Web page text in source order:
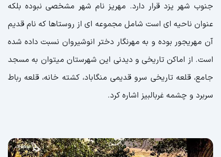
جنوب شهر یزد قرار دارد. مهریز نام شهر مشخصی نبوده بلکه
عنوان ناحیه ای است شامل مجموعه ای از روستاها که نام قدیم
آن مهریجور بوده و به مهرنگار دختر انوشیروان نسبت داده شده
است. از اماکن تاریخی و دیدنی این شهرستان میتوان به مسجد
جامع، قلعه تاریخی سرو قدیمی منگاباد، کشته خانه، قلعه رباط
سربرد و چشمه‌ غربالبیز اشاره کرد.